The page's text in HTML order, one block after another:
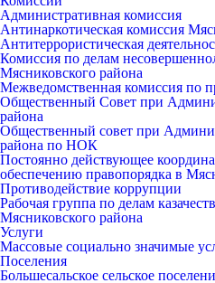
Административная комиссия
Антинаркотическая комиссия
Антитеррористическая
Комиссия по делам
Мясниковского района
Межведомственная комиссия по
Общественный Совет при
района
Общественный совет при
района по НОК
Постоянно действующее
обеспечению правопорядка в
Противодействие коррупции
Рабочая группа по делам
Мясниковского района
Услуги
Массовые социально значимые
Поселения
Большесальское сельское